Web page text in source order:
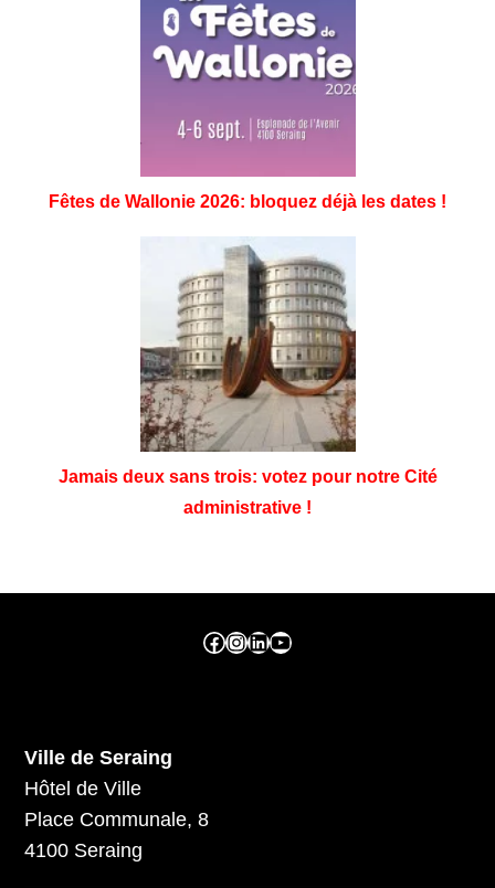
Fêtes de Wallonie 2026: bloquez déjà les dates !
Jamais deux sans trois: votez pour notre Cité
administrative !
Facebook ville de seraing Instragram ville de seraing linkedin – ville de seraing YouTube
Ville de Seraing
Hôtel de Ville
Place Communale, 8
4100 Seraing